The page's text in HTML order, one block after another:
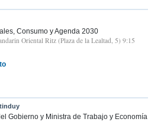
Consumo y Agenda 2030
Oriental Ritz (Plaza de la Lealtad, 5) 9:15
Gobierno y Ministra de Trabajo y Economía